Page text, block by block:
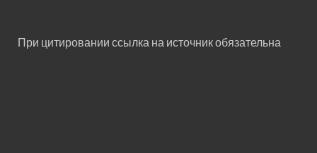
При цитировании ссылка на источник обязательна